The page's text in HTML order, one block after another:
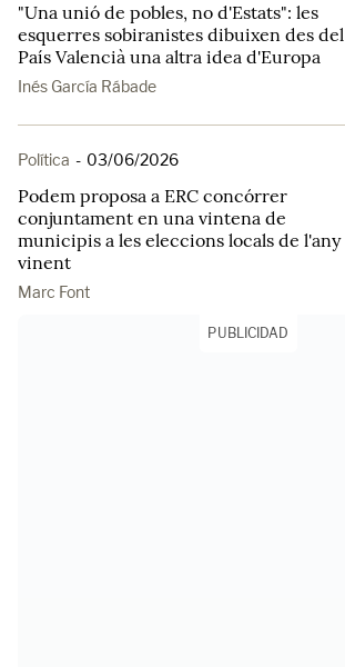
"Una unió de pobles, no d'Estats": les
esquerres sobiranistes dibuixen des del
País Valencià una altra idea d'Europa
Inés García Rábade
Política - 03/06/2026
Podem proposa a ERC concórrer
conjuntament en una vintena de
municipis a les eleccions locals de l'any
vinent
Marc Font
PUBLICIDAD